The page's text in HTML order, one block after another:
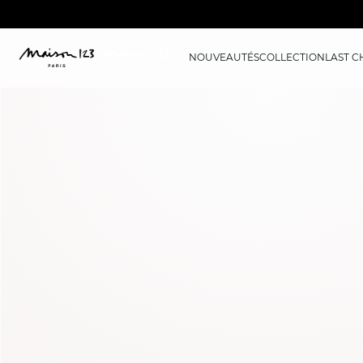
NOUVEAUTÉSCOLLECTIONLAST